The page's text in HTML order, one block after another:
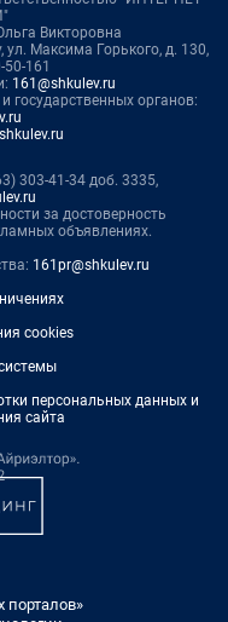
Викторовна
ул. Максима Горького, д. 130,
50-161
161@shkulev.ru
государственных органов:
303-41-34 доб. 3335,
за достоверность
объявлениях.
161pr@shkulev.ru
cookies
персональных данных и
сайта
порталов»